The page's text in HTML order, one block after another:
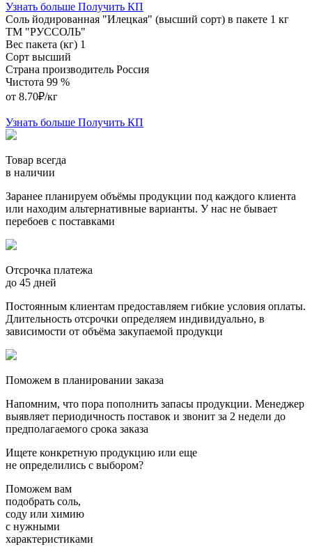
Узнать больше Получить КП
Соль йодированная "Илецкая" (высший сорт) в пакете 1 кг
ТМ "РУССОЛЬ"
Вес пакета (кг) 1
Сорт высший
Страна производитель Россия
Чистота 99 %
от 8.70₽/кг
Узнать больше Получить КП
Товар всегда
в наличии
Заранее планируем объёмы продукции под каждого клиента
или находим альтернативные варианты. У нас не бывает
перебоев с поставками
Отсрочка платежа
до 45 дней
Постоянным клиентам предоставляем гибкие условия оплаты.
Длительность отсрочки определяем индивидуально, в
зависимости от объёма закупаемой продукци
Поможем в планировании заказа
Напомним, что пора пополнить запасы продукции. Менеджер
выявляет периодичность поставок и звонит за 2 недели до
предполагаемого срока заказа
Ищете конкретную продукцию или еще
не определились с выбором?
Поможем вам
подобрать соль,
соду или химию
с нужными
характеристиками